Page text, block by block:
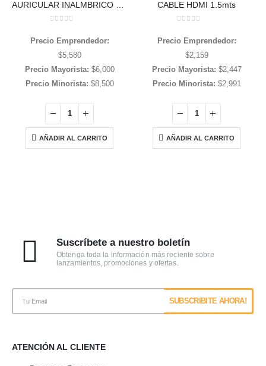
AURICULAR INALMBRICO OREJITA
Precio Emprendedor:
$5,580
Precio Mayorista: $6,000
Precio Minorista: $8,500
AÑADIR AL CARRITO
CABLE HDMI 1.5mts
Precio Emprendedor:
$2,159
Precio Mayorista: $2,447
Precio Minorista: $2,991
AÑADIR AL CARRITO
Suscríbete a nuestro boletín
Obtenga toda la información más reciente sobre
lanzamientos, promociones y ofertas.
ATENCIÓN AL CLIENTE